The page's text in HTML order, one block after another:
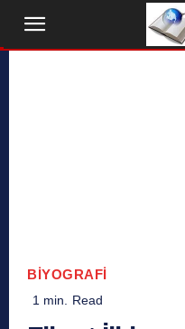
BIYOGRAFI
1 min. Read